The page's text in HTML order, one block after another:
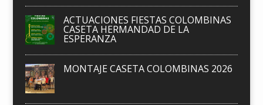
ACTUACIONES FIESTAS COLOMBINAS
CASETA HERMANDAD DE LA
ESPERANZA
MONTAJE CASETA COLOMBINAS 2026